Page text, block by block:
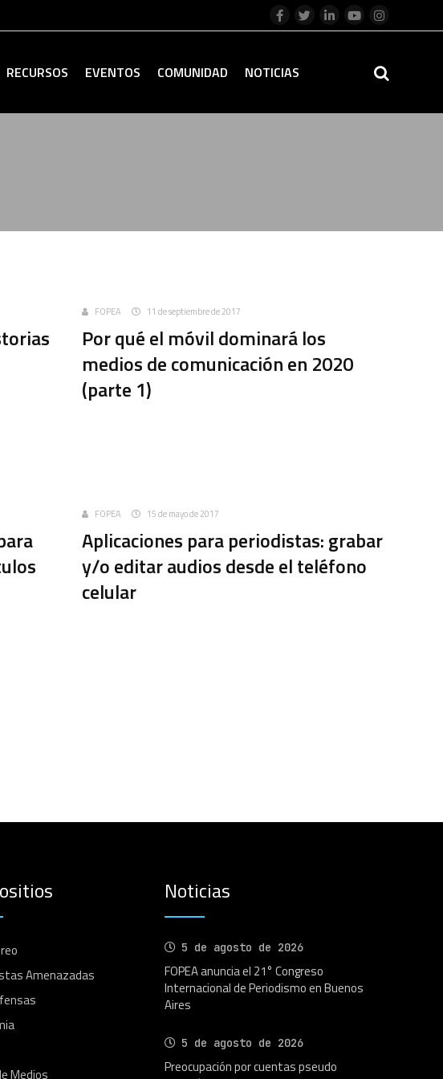
RECURSOS EVENTOS COMUNIDAD NOTICIAS
Uncategorized
FOPEA 11 de septiembre de 2017
Por qué el móvil dominará los
medios de comunicación en 2020
(parte 1)
Uncategorized
FOPEA 15 de mayo de 2017
Aplicaciones para periodistas: grabar
y/o editar audios desde el teléfono
celular
Amenazadas
Medios
Noticias
5 de agosto de 2026
FOPEA anuncia el 21° Congreso
Internacional de Periodismo en Buenos
Aires
5 de agosto de 2026
Preocupación por cuentas pseudo